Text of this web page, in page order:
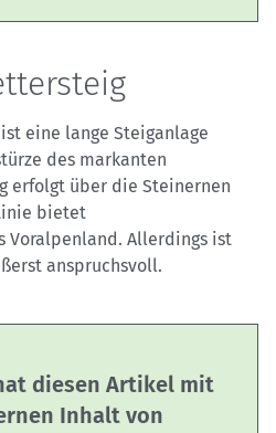
eine lange Steiganlage
des markanten
erfolgt über die Steinernen
bietet
Voralpenland. Allerdings ist
anspruchsvoll.
diesen Artikel mit
Inhalt von